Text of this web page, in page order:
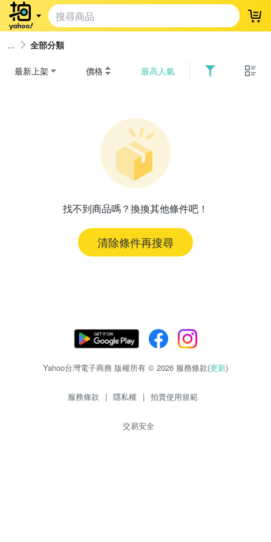
登
全部分類
最新上架 價格 最高人氣
找不到商品嗎？換換其他條件吧！
清除條件再搜尋
Yahoo台灣電子商務 版權所有 © 2026 服務條款(更新)
服務條款 | 隱私權 | 拍賣使用規範
交易安全